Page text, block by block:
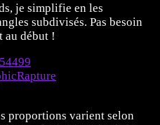
je simplifie en les
subdivisés. Pas besoin
au début !
proportions varient selon